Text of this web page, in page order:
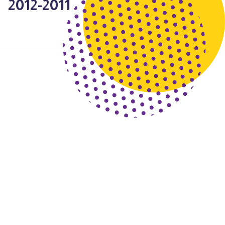
2011-2012